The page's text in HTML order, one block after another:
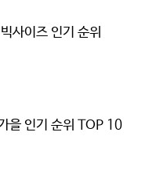
사이즈 인기 순위
을 인기 순위 TOP 10